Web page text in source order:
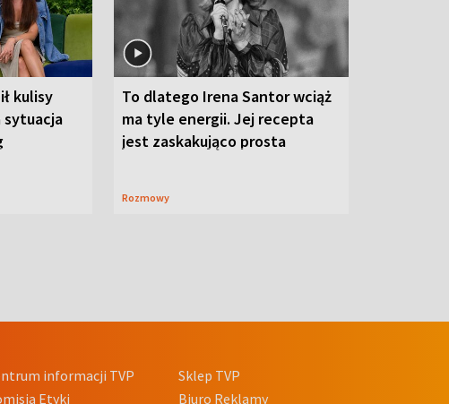
kulisy
sytuacja
To dlatego Irena Santor wciąż
ma tyle energii. Jej recepta
jest zaskakująco prosta
Rozmowy
informacji TVP
Etyki
Sklep TVP
Biuro Reklamy